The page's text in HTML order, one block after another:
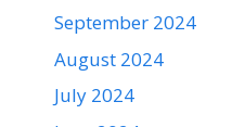
September 2024
August 2024
July 2024